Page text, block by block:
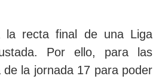
la recta final de una Liga
Por ello, para las
la jornada 17 para poder